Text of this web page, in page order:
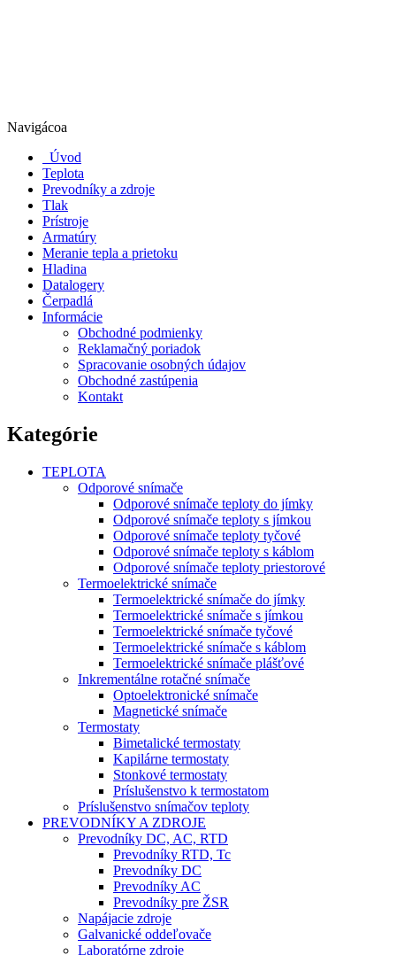
Navigácoa
Úvod
Teplota
Prevodníky a zdroje
Tlak
Prístroje
Armatúry
Meranie tepla a prietoku
Hladina
Datalogery
Čerpadlá
Informácie
Obchodné podmienky
Reklamačný poriadok
Spracovanie osobných údajov
Obchodné zastúpenia
Kontakt
Kategórie
TEPLOTA
Odporové snímače
Odporové snímače teploty do jímky
Odporové snímače teploty s jímkou
Odporové snímače teploty tyčové
Odporové snímače teploty s káblom
Odporové snímače teploty priestorové
Termoelektrické snímače
Termoelektrické snímače do jímky
Termoelektrické snímače s jímkou
Termoelektrické snímače tyčové
Termoelektrické snímače s káblom
Termoelektrické snímače plášťové
Inkrementálne rotačné snímače
Optoelektronické snímače
Magnetické snímače
Termostaty
Bimetalické termostaty
Kapilárne termostaty
Stonkové termostaty
Príslušenstvo k termostatom
Príslušenstvo snímačov teploty
PREVODNÍKY A ZDROJE
Prevodníky DC, AC, RTD
Prevodníky RTD, Tc
Prevodníky DC
Prevodníky AC
Prevodníky pre ŽSR
Napájacie zdroje
Galvanické oddeľovače
Laboratórne zdroje